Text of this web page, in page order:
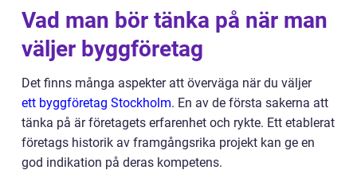
Vad man bör tänka på när man
väljer byggföretag
Det finns många aspekter att överväga när du väljer
ett byggföretag Stockholm. En av de första sakerna att
tänka på är företagets erfarenhet och rykte. Ett etablerat
företags historik av framgångsrika projekt kan ge en
god indikation på deras kompetens.